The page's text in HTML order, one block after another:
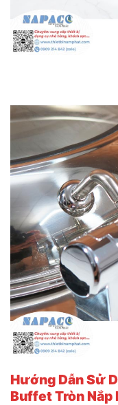
Hướng Dẫn Sử
Buffet Tròn Nắp